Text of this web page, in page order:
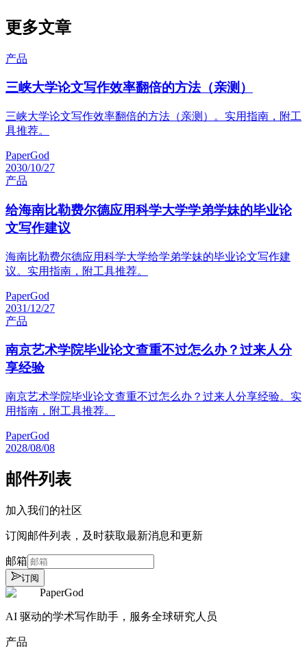
更多文章
产品
三峡大学论文写作效率翻倍的方法（亲测）
三峡大学论文写作效率翻倍的方法（亲测）。实用指南，附工
具推荐。
PaperGod
2030/10/27
产品
给海南比勒费尔德应用科学大学学弟学妹的毕业论
文写作建议
海南比勒费尔德应用科学大学给学弟学妹的毕业论文写作建
议。实用指南，附工具推荐。
PaperGod
2031/12/27
产品
南京艺术学院毕业论文查重不过怎么办？过来人分
享经验
南京艺术学院毕业论文查重不过怎么办？过来人分享经验。实
用指南，附工具推荐。
PaperGod
2028/08/08
邮件列表
加入我们的社区
订阅邮件列表，及时获取最新消息和更新
邮箱
订阅
PaperGod
AI 驱动的学术写作助手，服务全球研究人员
产品